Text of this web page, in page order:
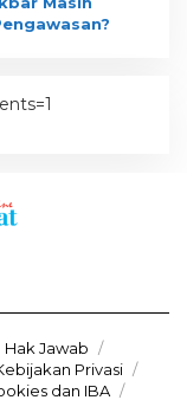
Hak Jawab
Privasi
dan IBA